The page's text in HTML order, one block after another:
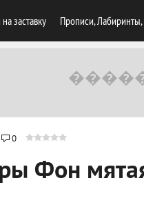
заставку Прописи,
0
Фон